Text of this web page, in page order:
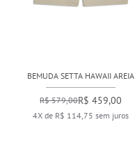
BEMUDA SETTA HAWAII AREIA
R$ 579,00R$ 459,00
4X de R$ 114,75 sem juros